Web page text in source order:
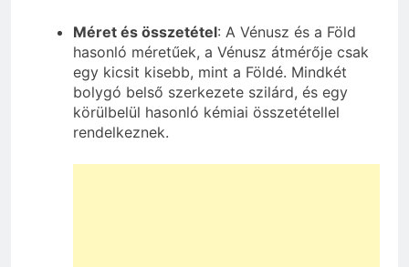
Méret és összetétel: A Vénusz és a Föld
hasonló méretűek, a Vénusz átmérője csak
egy kicsit kisebb, mint a Földé. Mindkét
bolygó belső szerkezete szilárd, és egy
körülbelül hasonló kémiai összetétellel
rendelkeznek.